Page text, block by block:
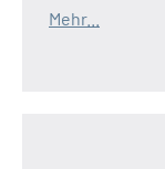
Mehr...